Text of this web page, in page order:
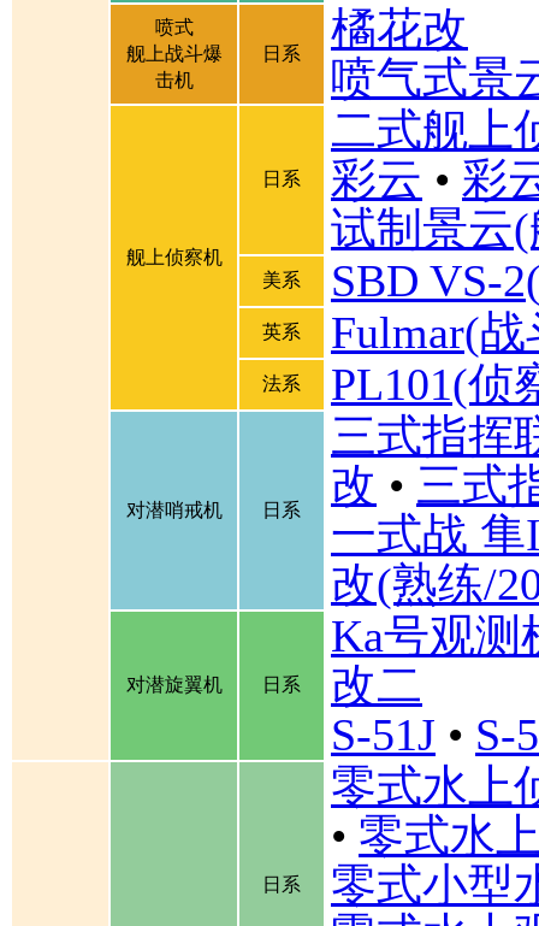
喷式
舰上战斗爆
击机
日系
橘花改
喷气式景
舰上侦察机
日系
二式舰上
彩云 • 彩
试制景云
美系 SBD VS-
英系 Fulmar(
法系 PL101(侦
对潜哨戒机 日系
三式指挥
改 • 三式
一式战
改(熟练/
对潜旋翼机 日系
Ka号观测
改二
S-51J • S-
日系
零式水上
• 零式水
零式小型